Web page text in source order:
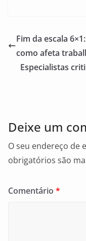
e
b
o
l
Fim da escala
como afeta
Especialistas
Deixe um
O seu endereço de
obrigatórios são
Comentário *